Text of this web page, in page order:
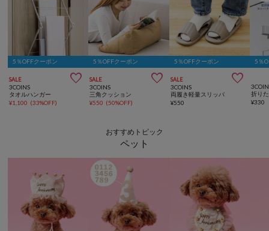
5％OFFクーポン
SALE 
3COINS
タオルハンガー
¥1,100 (33%OFF)
5％OFFクーポン
SALE 
3COINS
三角クッション
¥550 (50%OFF)
5％OFFクーポン
SALE 
3COINS
両履き軽量スリッパ
¥550
5％
¥330
おすすめトピック
ペット